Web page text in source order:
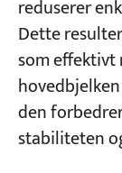
reduserer
Dette
som
den
stabiliteten